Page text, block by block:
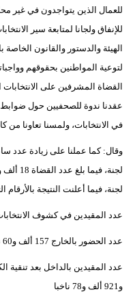
للعمال الذين يتواجدون في غير
للإنفاق ولجانا لمتابعة سير
الهيئة والدستور والقانون الخاصة
لتوعية المواطنين بحقوقهم
القضاة المشرفين على الانتخابات
عقدنا ندوة للصحفيين حول ضوابط
في الانتخابات، ولمسنا تعاونا من
لجنة، فيما أعلنت النتيجة بالأرقام
عدد المقيدين في كشوف الانتخابات 59 مليون و78 ألف و138
عدد الحضور بالخارج 157 ألف و60 ناخبا
و921 ألف و78 ناخبا